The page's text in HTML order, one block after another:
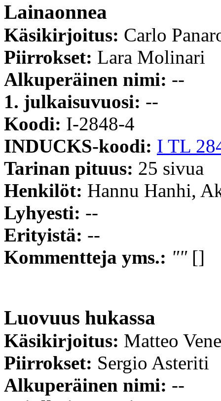
Lainaonnea
Käsikirjoitus: Carlo
Piirrokset: Lara Molinari
Alkuperäinen nimi: --
1. julkaisuvuosi: --
Koodi: I-2848-4
INDUCKS-koodi: I TL
Tarinan pituus: 25 sivua
Henkilöt: Hannu Hanhi,
Lyhyesti: --
Erityistä: --
Kommentteja yms.: ""[]
Luovuus hukassa
Käsikirjoitus: Matteo
Piirrokset: Sergio Asteriti
Alkuperäinen nimi: --